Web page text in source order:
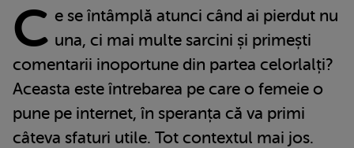
C e se întâmplă atunci când ai pierdut nu
una, ci mai multe sarcini și primești
comentarii inoportune din partea celorlalți?
Aceasta este întrebarea pe care o femeie o
pune pe internet, în speranța că va primi
câteva sfaturi utile. Tot contextul mai jos.